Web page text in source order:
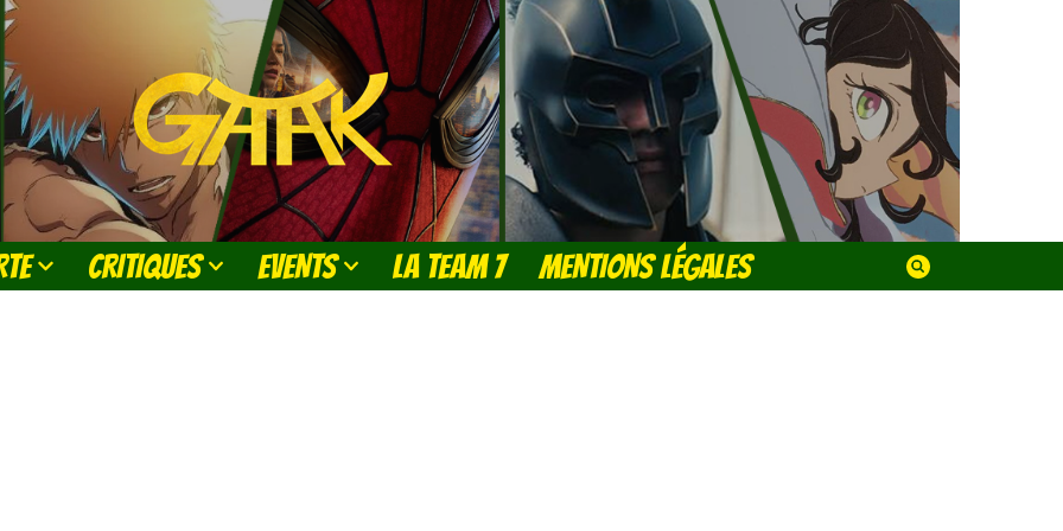
CRITIQUES EVENTS LA TEAM 7 MENTIONS LÉGALES